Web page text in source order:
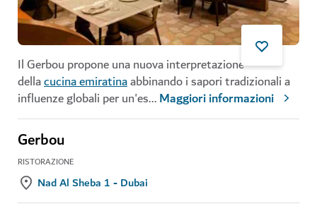
Il Gerbou propone una nuova interpretazione
dellacucina emiratinaabbinando i sapori tradizionali a
influenze globali per un'es...Maggiori informazioni
Gerbou
RISTORAZIONE
Nad Al Sheba 1 - Dubai